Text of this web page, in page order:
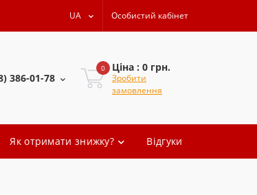
UA Особистий кабінет
386-01-78
0 Ціна : 0 грн.
Зробити
замовлення
Як отримати знижку? Відгуки